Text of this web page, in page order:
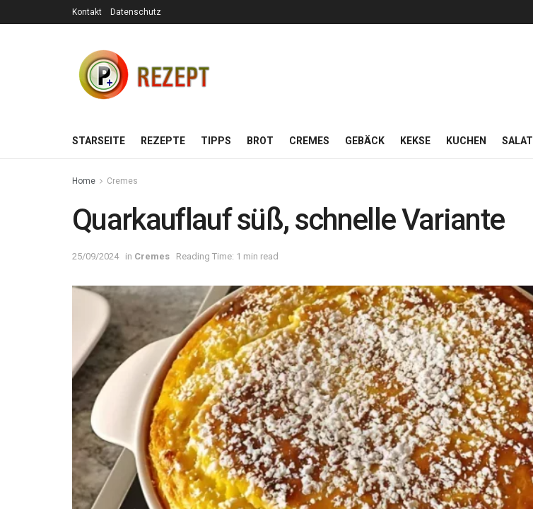
Kontakt Datenschutz
STARSEITE REZEPTE TIPPS BROT CREMES GEBÄCK KEKSE KUCHEN SALAT
Home Cremes
Quarkauflauf süß, schnelle Variante
25/09/2024 in Cremes Reading Time: 1 min read